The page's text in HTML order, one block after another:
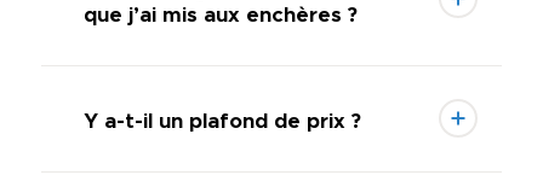
que j’ai mis aux enchères ?
Y a-t-il un plafond de prix ?